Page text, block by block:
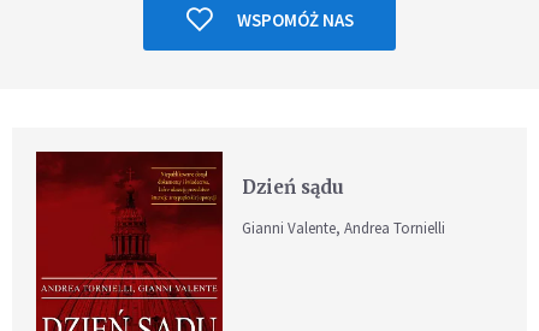
WSPOMÓŻ NAS
Dzień sądu
Gianni Valente, Andrea Tornielli